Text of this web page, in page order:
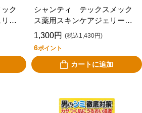
ク
シャンティ テックスメック
ス薬用スキンケアジェリーＡ
Ｃ １５０ｍＬ
1,300円 (税込1,430円)
6ポイント
カートに追加